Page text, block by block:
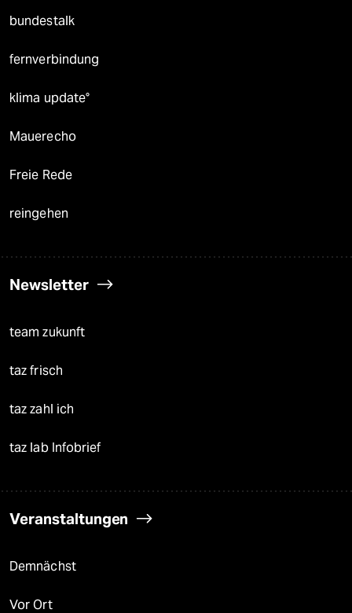
bundestalk
fernverbindung
klima update°
Mauerecho
Freie Rede
reingehen
Newsletter
team zukunft
taz frisch
taz zahl ich
taz lab Infobrief
Veranstaltungen
Demnächst
Vor Ort